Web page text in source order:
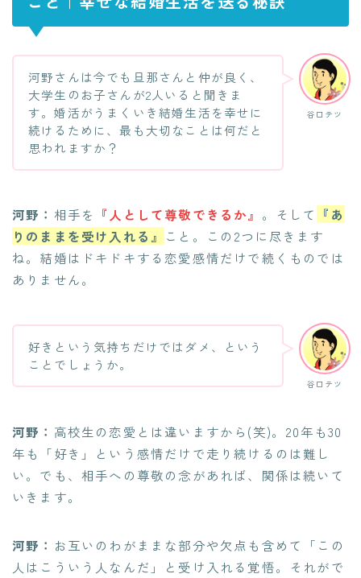
谷口テツ
河野さんは今でも旦那さんと仲が良く、
大学生のお子さんが2人いると聞きま
す。婚活がうまくいき結婚生活を幸せに
続けるために、最も大切なことは何だと
思われますか？
河野： 相手を 『人として尊敬できるか』 。そして 『あ
りのままを受け入れる』 こと。この2つに尽きます
ね。結婚はドキドキする恋愛感情だけで続くものでは
ありません。
谷口テツ
好きという気持ちだけではダメ、という
ことでしょうか。
河野： 高校生の恋愛とは違いますから(笑)。20年も30
年も「好き」という感情だけで走り続けるのは難し
い。でも、相手への尊敬の念があれば、関係は続いて
いきます。
河野： お互いのわがままな部分や欠点も含めて「この
人はこういう人なんだ」と受け入れる覚悟。それがで